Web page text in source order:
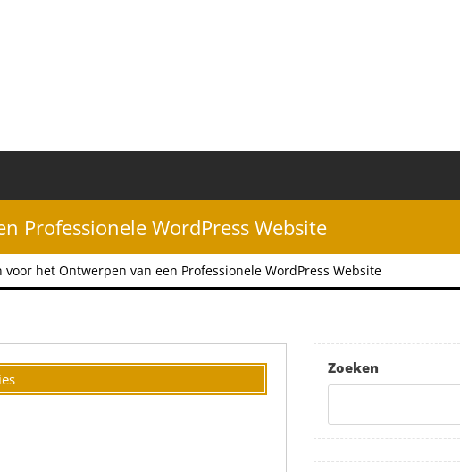
Professionele WordPress Website
voor het Ontwerpen van een Professionele WordPress Website
Zoeken